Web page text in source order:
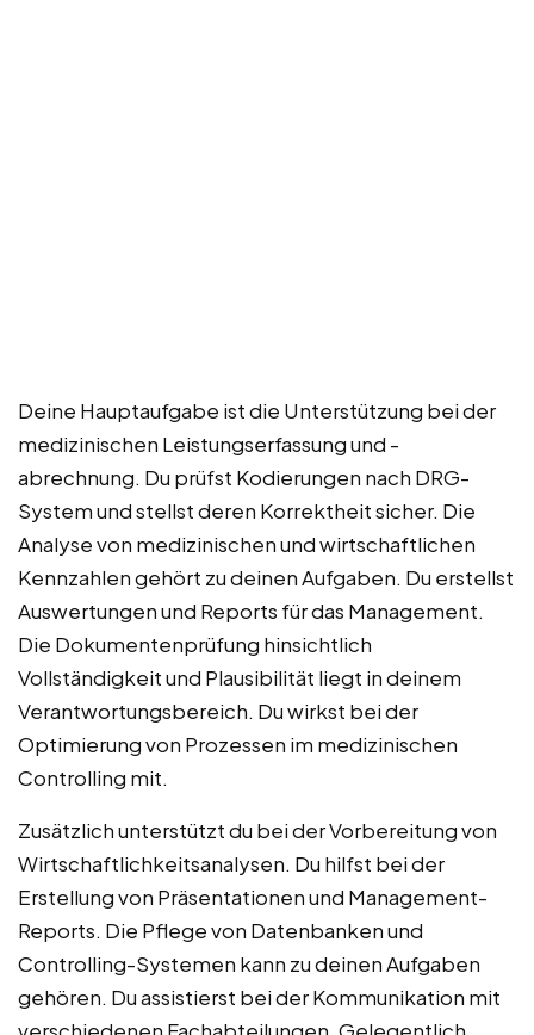
Deine Hauptaufgabe ist die Unterstützung bei der
medizinischen Leistungserfassung und -
abrechnung. Du prüfst Kodierungen nach DRG-
System und stellst deren Korrektheit sicher. Die
Analyse von medizinischen und wirtschaftlichen
Kennzahlen gehört zu deinen Aufgaben. Du erstellst
Auswertungen und Reports für das Management.
Die Dokumentenprüfung hinsichtlich
Vollständigkeit und Plausibilität liegt in deinem
Verantwortungsbereich. Du wirkst bei der
Optimierung von Prozessen im medizinischen
Controlling mit.
Zusätzlich unterstützt du bei der Vorbereitung von
Wirtschaftlichkeitsanalysen. Du hilfst bei der
Erstellung von Präsentationen und Management-
Reports. Die Pflege von Datenbanken und
Controlling-Systemen kann zu deinen Aufgaben
gehören. Du assistierst bei der Kommunikation mit